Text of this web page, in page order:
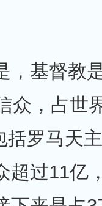
，基督教
众，占世
括罗马天
超过11亿